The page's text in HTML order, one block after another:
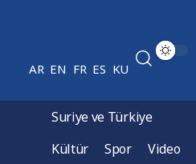
AR EN FR ES KU
Suriye ve Türkiye
Kültür
Spor
Video